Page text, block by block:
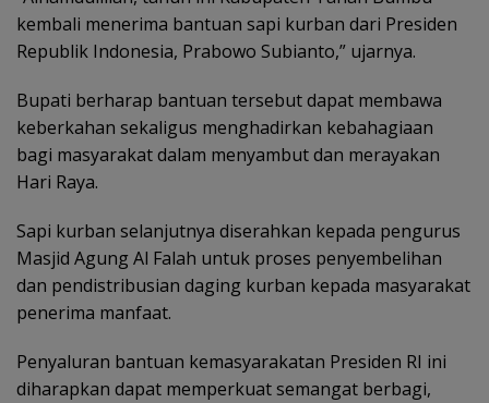
kembali menerima bantuan sapi kurban dari Presiden
Republik Indonesia, Prabowo Subianto,” ujarnya.
Bupati berharap bantuan tersebut dapat membawa
keberkahan sekaligus menghadirkan kebahagiaan
bagi masyarakat dalam menyambut dan merayakan
Hari Raya.
Sapi kurban selanjutnya diserahkan kepada pengurus
Masjid Agung Al Falah untuk proses penyembelihan
dan pendistribusian daging kurban kepada masyarakat
penerima manfaat.
Penyaluran bantuan kemasyarakatan Presiden RI ini
diharapkan dapat memperkuat semangat berbagi,